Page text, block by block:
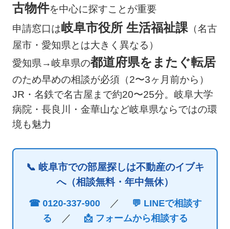
古物件を中心に探すことが重要
申請窓口は岐阜市役所 生活福祉課（名古
屋市・愛知県とは大きく異なる）
愛知県→岐阜県の都道府県をまたぐ転居
のため早めの相談が必須（2〜3ヶ月前から）
JR・名鉄で名古屋まで約20〜25分。岐阜大学
病院・長良川・金華山など岐阜県ならではの環
境も魅力
📞 岐阜市での部屋探しは不動産のイブキ
へ（相談無料・年中無休）
☎ 0120-337-900／
💬 LINEで相談す
る ／ 📩 フォームから相談する